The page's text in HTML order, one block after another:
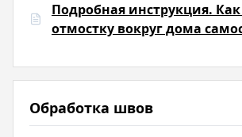
Подробная инструкция.
отмостку вокруг дома
Обработка швов